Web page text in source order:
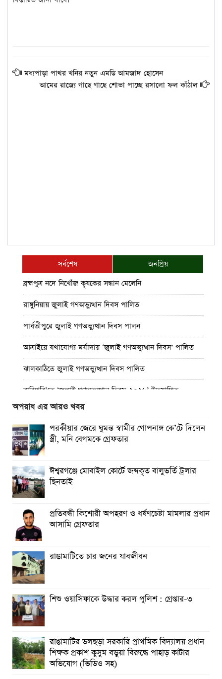
মধ্যপাড়া পাথর খনির নতুন এমডি আমজাদ হোসেন
আমের রাজ্যে গাছে গাছে শোভা পাচ্ছে রসালো ফল কাঁঠাল
সর্বশেষ
জনপ্রিয়
ব্রহ্মপুত্র নদে নিখোঁজ কৃষকের সন্ধান মেলেনি
রাঙ্গুনিয়ায় জুলাই গণঅভ্যুত্থান দিবস পালিত
পার্বতীপুরে জুলাই গণঅভ্যুত্থান দিবস পালন
আত্রাইয়ে যথাযোগ্য মর্যাদায় ‘জুলাই গণঅভ্যুত্থান দিবস’ পালিত
ঝালকাঠিতে জুলাই গণঅভ্যুত্থান দিবস পালিত
রাবিপ্রবি’তে ‘জুলাই গণঅভ্যুত্থান দিবস-২০২৬’ উদযাপিত
প্রত্যেক অপরাধীর বিচার এ দেশেই হবে, সে যত শক্তিশালীই হোক
না কেন”-চট্টগ্রামে জুলাই গণঅভ্যুত্থান দিবসে ব্যারিস্টার মীর হেলাল
গণঅভ্যুত্থানের অর্জন আজ রাজনৈতিক মাফিয়া ও দুর্বৃত্তায়নের
খপ্পরে : আবু হাসান টিপু
রাঙামাটিতে “ফিরে দেখা রক্তঝরা জুলাই-আগস্ট প্রত্যাশা আর প্রাপ্তি
শীর্ষক “কথকতা” অনুষ্ঠান অনুষ্ঠিত
ছুটির রাতে খোলা ভূমি অফিস, ভেতরে তহশিলদার
অপরাধ এর আরও খবর
পরকীয়ার জেরে ঘুমন্ত স্বামীর গোপনাঙ্গ কে’টে দিলেন
স্ত্রী, মনি বেগমকে গ্রেফতার
ঈশ্বরগঞ্জে মোবাইল কোর্টে জব্দকৃত বালুভর্তি ট্রলার
ছিনতাই
প্রতিবন্ধী কিশোরী অপহরণ ও ধর্ষণচেষ্টা মামলার প্রধান
আসামি গ্রেফতার
রাঙামাটিতে চার জনের যাবজীবন
শিশু ওয়াসিফাকে উদ্ধার করল পুলিশ : গ্রেপ্তার-৩
রাঙামাটির ডলছড়া সরকারি প্রাথমিক বিদ্যালয় প্রধান
শিক্ষক প্রকাশ কুসুম বড়ুয়া বিরুদ্ধে পাহাড় কাটার
অভিযোগ (ভিডিও সহ)